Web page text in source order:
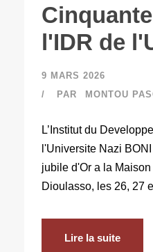
l'IDR de
9 MARS 2026
PAR
MONTOU
L’Institut du
l'Universite Nazi
jubile d'Or a la
Dioulasso, les 26, 27
Lire la suite